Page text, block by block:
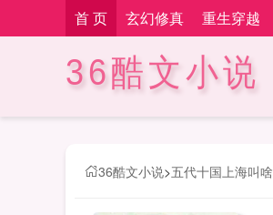
首 页 玄幻修真 重生穿越
36酷文小说
36酷文小说>五代十国上海叫啥